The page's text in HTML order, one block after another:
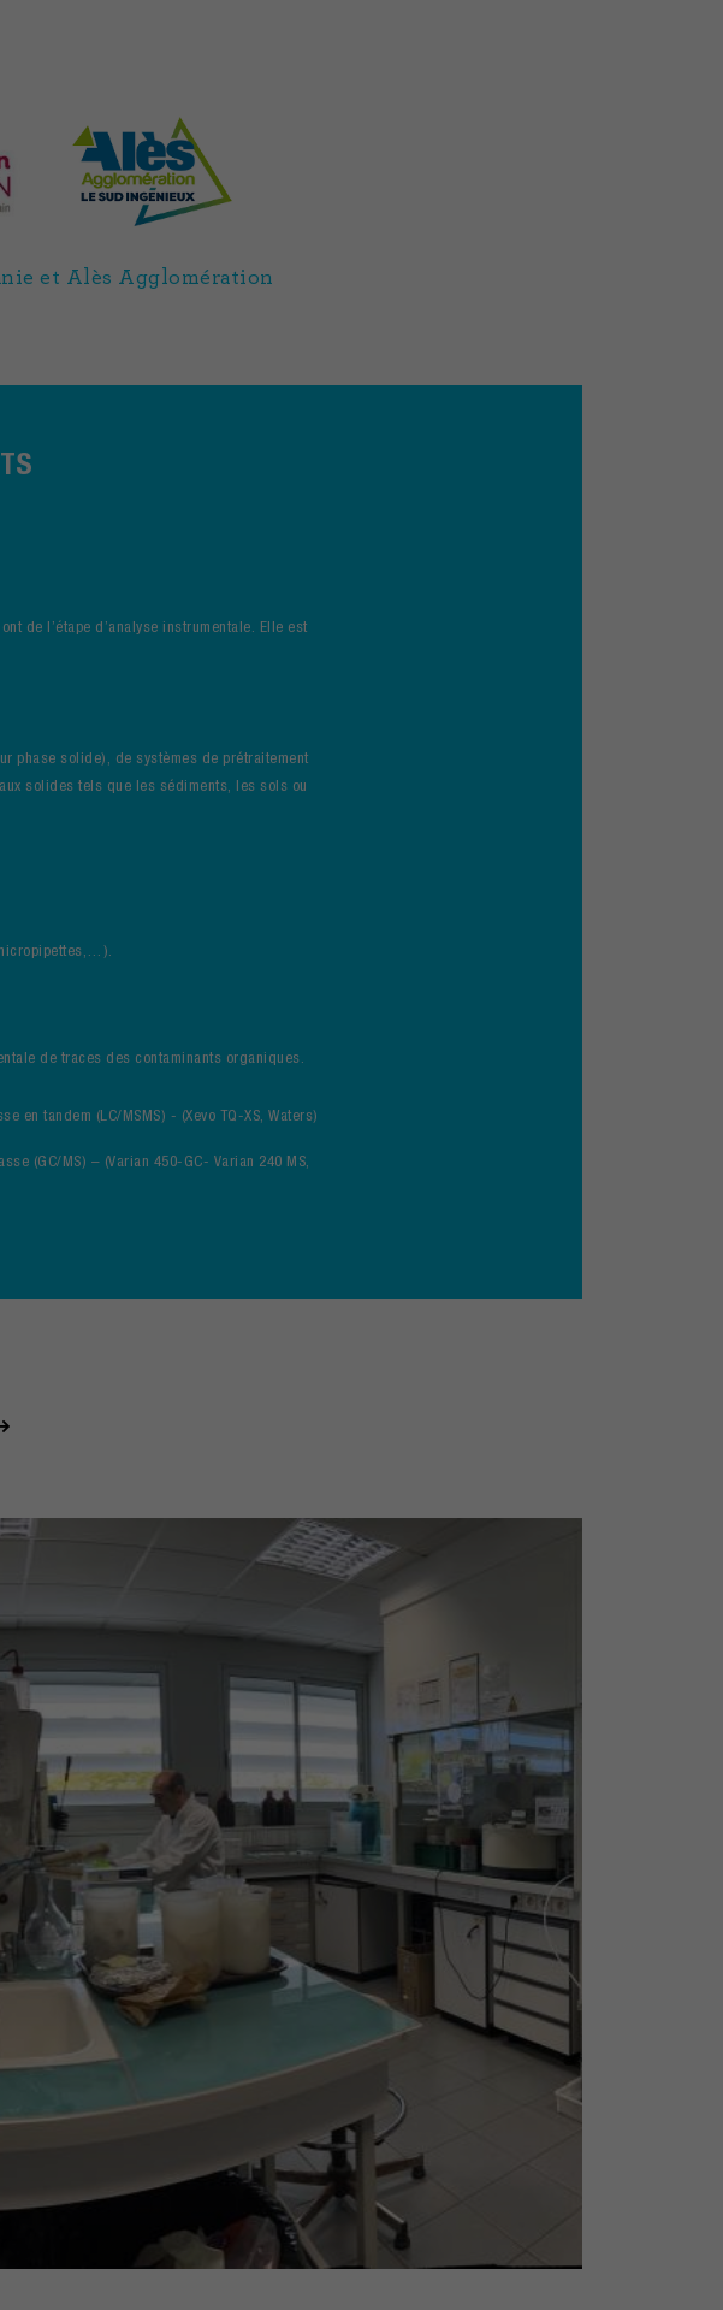
et Alès Agglomération
de l’étape d’analyse instrumentale. Elle est
phase solide), de systèmes de prétraitement
solides tels que les sédiments, les sols ou
de traces des contaminants organiques.
en tandem (LC/MSMS) - (Xevo TQ-XS, Waters)
(GC/MS) – (Varian 450-GC- Varian 240 MS,